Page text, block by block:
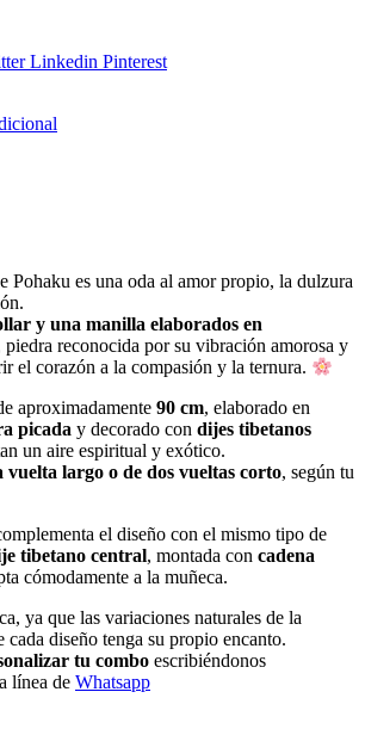
Linkedin Pinterest
Pohaku es una oda al amor propio, la dulzura
y una manilla elaborados en
piedra reconocida por su vibración amorosa y
el corazón a la compasión y la ternura.
aproximadamente 90 cm, elaborado en
picada y decorado con dijes tibetanos
un aire espiritual y exótico.
vuelta largo o de dos vueltas corto, según tu
el diseño con el mismo tipo de
tibetano central, montada con cadena
cómodamente a la muñeca.
ya que las variaciones naturales de la
cada diseño tenga su propio encanto.
tu combo escribiéndonos
línea de Whatsapp